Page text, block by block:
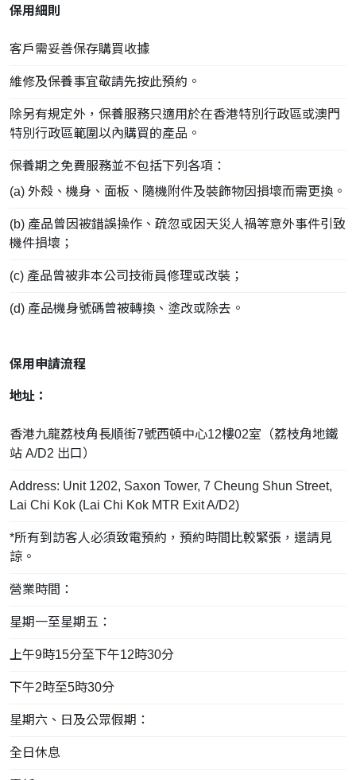
保用細則
客戶需妥善保存購買收據
維修及保養事宜敬請先按此預約。
除另有規定外，保養服務只適用於在香港特別行政區或澳門
特別行政區範圍以內購買的產品。
保養期之免費服務並不包括下列各項：
(a) 外殼、機身、面板、隨機附件及裝飾物因損壞而需更換。
(b) 產品曾因被錯誤操作、疏忽或因天災人禍等意外事件引致
機件損壞；
(c) 產品曾被非本公司技術員修理或改裝；
(d) 產品機身號碼曾被轉換、塗改或除去。
保用申請流程
地址：
香港九龍荔枝角長順街7號西頓中心12樓02室（荔枝角地鐵
站 A/D2 出口）
Address: Unit 1202, Saxon Tower, 7 Cheung Shun Street,
Lai Chi Kok (Lai Chi Kok MTR Exit A/D2)
*所有到訪客人必須致電預約，預約時間比較緊張，還請見
諒。
營業時間：
星期一至星期五：
上午9時15分至下午12時30分
下午2時至5時30分
星期六、日及公眾假期：
全日休息